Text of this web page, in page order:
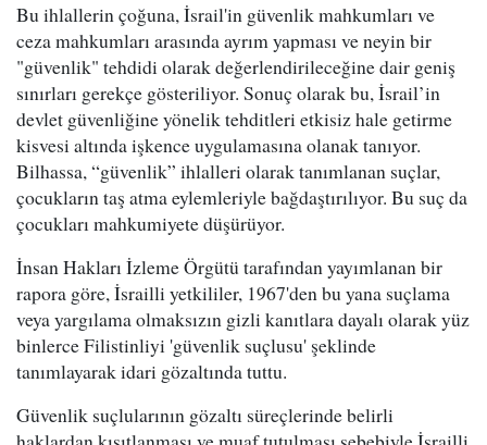
Bu ihlallerin çoğuna, İsrail'in güvenlik mahkumları ve
ceza mahkumları arasında ayrım yapması ve neyin bir
"güvenlik" tehdidi olarak değerlendirileceğine dair geniş
sınırları gerekçe gösteriliyor. Sonuç olarak bu, İsrail’in
devlet güvenliğine yönelik tehditleri etkisiz hale getirme
kisvesi altında işkence uygulamasına olanak tanıyor.
Bilhassa, “güvenlik” ihlalleri olarak tanımlanan suçlar,
çocukların taş atma eylemleriyle bağdaştırılıyor. Bu suç da
çocukları mahkumiyete düşürüyor.
İnsan Hakları İzleme Örgütü tarafından yayımlanan bir
rapora göre, İsrailli yetkililer, 1967'den bu yana suçlama
veya yargılama olmaksızın gizli kanıtlara dayalı olarak yüz
binlerce Filistinliyi 'güvenlik suçlusu' şeklinde
tanımlayarak idari gözaltında tuttu.
Güvenlik suçlularının gözaltı süreçlerinde belirli